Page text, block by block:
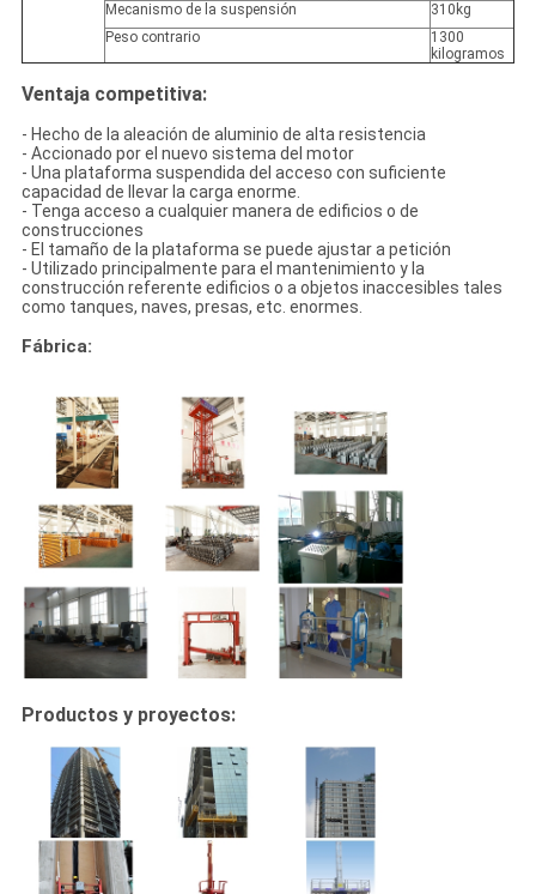
Mecanismo de la suspensión
310kg
Peso contrario
1300
kilogramos
Ventaja competitiva:
- Hecho de la aleación de aluminio de alta resistencia
- Accionado por el nuevo sistema del motor
- Una plataforma suspendida del acceso con suficiente
capacidad de llevar la carga enorme.
- Tenga acceso a cualquier manera de edificios o de
construcciones
- El tamaño de la plataforma se puede ajustar a petición
- Utilizado principalmente para el mantenimiento y la
construcción referente edificios o a objetos inaccesibles tales
como tanques, naves, presas, etc. enormes.
Fábrica:
Productos y proyectos: